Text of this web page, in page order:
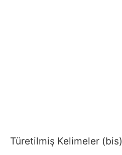
Türetilmiş Kelimeler (bis)